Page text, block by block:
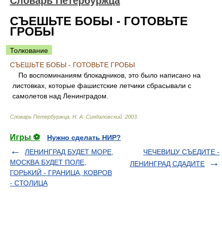
СЪЕШЬТЕ БОБЫ - ГОТОВЬТЕ
ГРОБЫ
Толкование
СЪЕШЬТЕ БОБЫ - ГОТОВЬТЕ ГРОБЫ
По воспоминаниям блокадников, это было написано на
листовках, которые фашистские летчики сбрасывали с
самолетов над Ленинградом.
Словарь Петербуржца Н. А. Синдаловский 2003
Игры ⚽
Нужно сделать НИР?
ЛЕНИНГРАД БУДЕТ МОРЕ,
МОСКВА БУДЕТ ПОЛЕ,
ГОРЬКИЙ - ГРАНИЦА, КОВРОВ
- СТОЛИЦА
ЧЕЧЕВИЦУ СЪЕДИТЕ -
ЛЕНИНГРАД СДАДИТЕ